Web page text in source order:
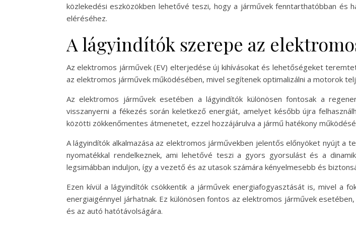
közlekedési eszközökben lehetővé teszi, hogy a járművek fenntarthatóbban és
eléréséhez.
A lágyindítók szerepe az
Az elektromos járművek (EV) elterjedése új kihívásokat és lehetőségeket
az elektromos járművek működésében, mivel segítenek optimalizálni a motorok
Az elektromos járművek esetében a lágyindítók különösen fontosak a
visszanyerni a fékezés során keletkező energiát, amelyet később újra
közötti zökkenőmentes átmenetet, ezzel hozzájárulva a jármű hatékony
A lágyindítók alkalmazása az elektromos járművekben jelentős előnyöket nyújt a
nyomatékkal rendelkeznek, ami lehetővé teszi a gyors gyorsulást és a
legsimábban induljon, így a vezető és az utasok számára kényelmesebb és
Ezen kívül a lágyindítók csökkentik a járművek energiafogyasztását is, mivel a
energiaigénnyel járhatnak. Ez különösen fontos az elektromos járművek
és az autó hatótávolságára.